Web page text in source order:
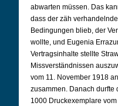
abwarten müssen. Das
dass der zäh
Bedingungen blieb, der
wollte, und Eugenia
Vertragsinhalte stellte
Missverständnissen
vom 11. November 1918
zusammen. Danach durfte
1000 Druckexemplare